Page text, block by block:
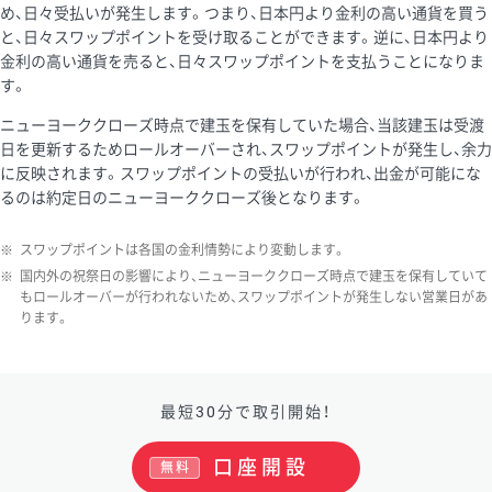
め、日々受払いが発生します。つまり、日本円より金利の高い通貨を買う
と、日々スワップポイントを受け取ることができます。逆に、日本円より
金利の高い通貨を売ると、日々スワップポイントを支払うことになりま
す。
ニューヨーククローズ時点で建玉を保有していた場合、当該建玉は受渡
日を更新するためロールオーバーされ、スワップポイントが発生し、余力
に反映されます。スワップポイントの受払いが行われ、出金が可能にな
るのは約定日のニューヨーククローズ後となります。
※ スワップポイントは各国の金利情勢により変動します。
※
国内外の祝祭日の影響により、ニューヨーククローズ時点で建玉を保有していて
もロールオーバーが行われないため、スワップポイントが発生しない営業日があ
ります。
最短30分で取引開始！
口座開設
無料